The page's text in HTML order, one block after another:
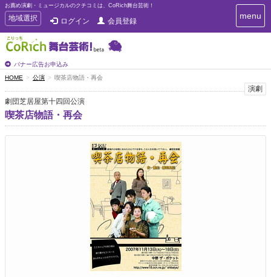
お薦め演劇・ミュージカルのクチコミは、CoRich舞台芸術！
T
o
g
g
e
n
a
v
i
g
地域選択 ログイン 会員登録
バナー広告お申込み
T
o
i
g
menu
HOME 公演 喫茶店物語・再会
演劇
劇団芝居屋第十四回公演
喫茶店物語・再会